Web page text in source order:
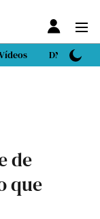
DN Sport
de
que